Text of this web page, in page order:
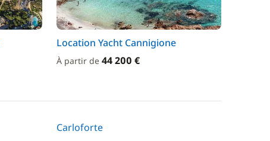
Location Yacht Cannigione
À partir de 44 200 €
Carloforte